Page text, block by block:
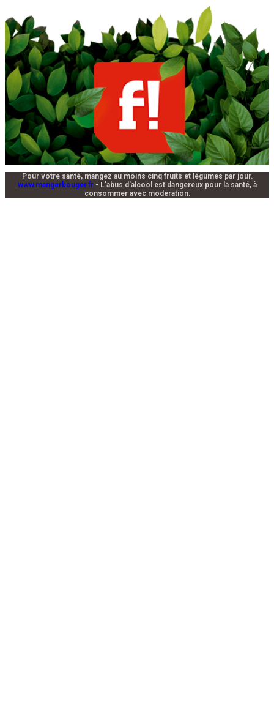
Pour votre santé, mangez au moins cinq fruits et légumes par jour.
www.mangerbouger.fr- L'abus d'alcool est dangereux pour la santé, à
consommer avec modération.